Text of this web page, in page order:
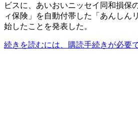
ビスに、あいおいニッセイ同和損保
ィ保険」を自動付帯した「あんしん
始したことを発表した。
続きを読むには、購読手続きが必要で